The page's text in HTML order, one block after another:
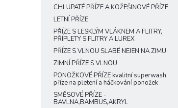
CHLUPATÉ PŘÍZE A KOŽEŠINOVÉ PŘÍZE
LETNÍ PŘÍZE
PŘÍZE S LESKLÝM VLÁKNEM A FLITRY,
PŘÍPLETY S FLITRY A LUREX
PŘÍZE S VLNOU SLABÉ NEJEN NA ZIMU
ZIMNÍ PŘÍZE S VLNOU
PONOŽKOVÉ PŘÍZE kvalitní superwash
příze na pletení a háčkování ponožek
SMĚSOVÉ PŘÍZE -
BAVLNA,BAMBUS,AKRYL